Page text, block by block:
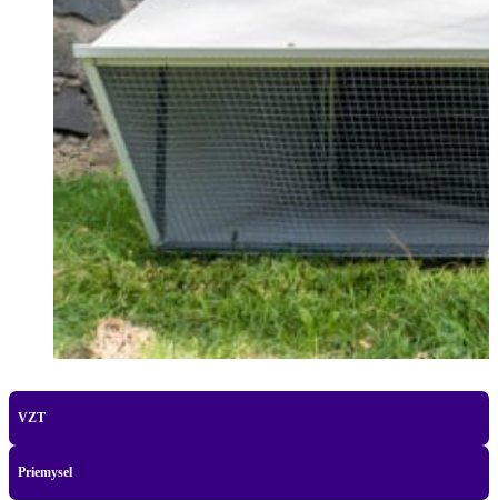
VZT
Priemysel